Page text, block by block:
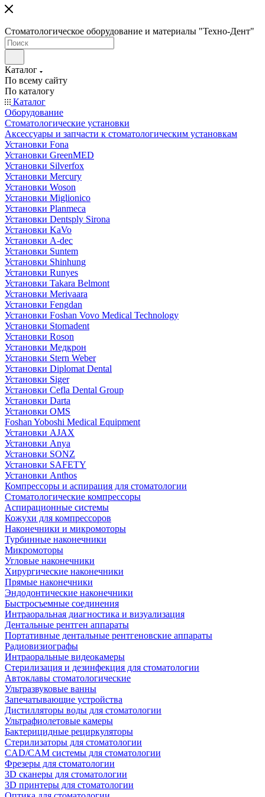
Стоматологическое оборудование и материалы "Техно-Дент"
Каталог
По всему сайту
По каталогу
Каталог
Оборудование
Стоматологические установки
Аксессуары и запчасти к стоматологическим установкам
Установки Fona
Установки GreenMED
Установки Silverfox
Установки Mercury
Установки Woson
Установки Miglionico
Установки Planmeca
Установки Dentsply Sirona
Установки KaVo
Установки A-dec
Установки Suntem
Установки Shinhung
Установки Runyes
Установки Takara Belmont
Установки Merivaara
Установки Fengdan
Установки Foshan Vovo Medical Technology
Установки Stomadent
Установки Roson
Установки Медкрон
Установки Stern Weber
Установки Diplomat Dental
Установки Siger
Установки Cefla Dental Group
Установки Darta
Установки OMS
Foshan Yoboshi Medical Equipment
Установки AJAX
Установки Anya
Установки SONZ
Установки SAFETY
Установки Anthos
Компрессоры и аспирация для стоматологии
Стоматологические компрессоры
Аспирационные системы
Кожухи для компрессоров
Наконечники и микромоторы
Турбинные наконечники
Микромоторы
Угловые наконечники
Хирургические наконечники
Прямые наконечники
Эндодонтические наконечники
Быстросъемные соединения
Интраоральная диагностика и визуализация
Дентальные рентген аппараты
Портативные дентальные рентгеновские аппараты
Радиовизиографы
Интраоральные видеокамеры
Стерилизация и дезинфекция для стоматологии
Автоклавы стоматологические
Ультразвуковые ванны
Запечатывающие устройства
Дистилляторы воды для стоматологии
Ультрафиолетовые камеры
Бактерицидные рециркуляторы
Стерилизаторы для стоматологии
CAD/CAM системы для стоматологии
Фрезеры для стоматологии
3D cканеры для стоматологии
3D принтеры для стоматологии